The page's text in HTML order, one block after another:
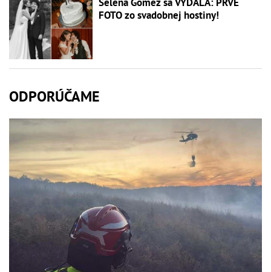
FOTO zo svadobnej hostiny!
ODPORÚČAME